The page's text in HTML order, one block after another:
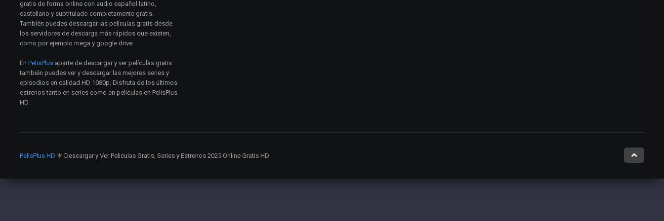
gratis de forma online con audio español latino,
castellano y subtitulado completamente gratis.
También puedes descargar las películas gratis desde
los servidores de descarga más rápidos que existen,
como por ejemplo mega y google drive.
En PelisPlus aparte de descargar y ver películas gratis
también puedes ver y descargar las mejores series y
episodios en calidad HD 1080p. Disfruta de los últimos
estrenos tanto en series como en películas en PelisPlus
HD.
PelisPlus HD ⚜️ Descargar y Ver Peliculas Gratis, Series y Estrenos 2025 Online Gratis HD